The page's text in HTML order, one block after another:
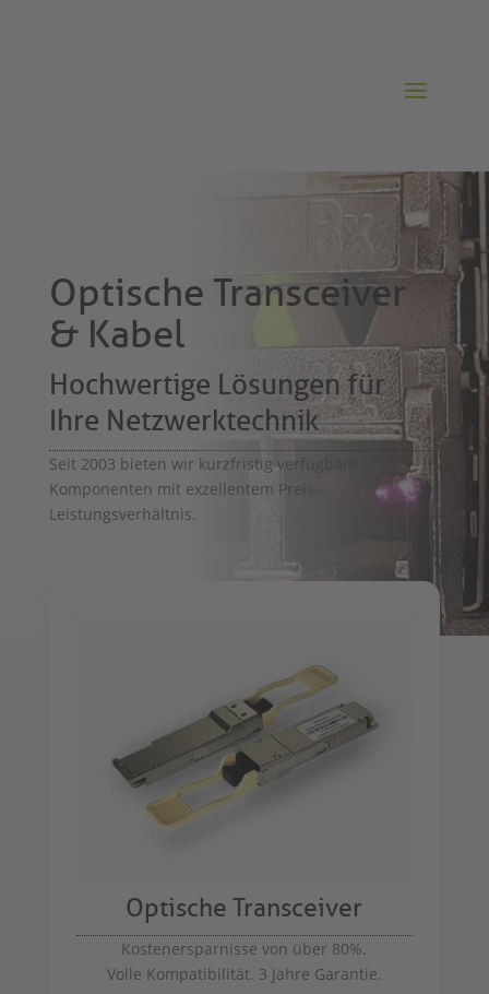
Optische Transceiver
& Kabel
Hochwertige Lösungen für
Ihre Netzwerktechnik
Seit 2003 bieten wir kurzfristig verfügbare
Komponenten mit exzellentem Preis-
Leistungsverhältnis.
Optische Transceiver
Kostenersparnisse von über 80%.
Volle Kompatibilität. 3 Jahre Garantie.